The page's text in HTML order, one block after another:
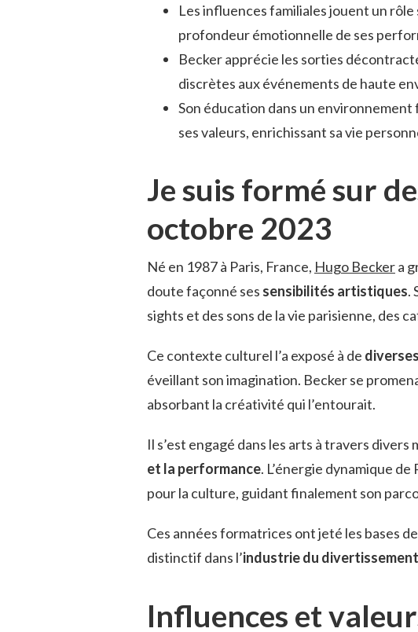
Les influences familiales jouent un
profondeur émotionnelle de ses
Becker apprécie les sorties
discrètes aux événements de haute
Son éducation dans un
ses valeurs, enrichissant sa vie
Je suis formé sur
octobre 2023
Né en 1987 à Paris, France, Hugo Beckera
doute façonné ses sensibilités artistiques.
sights et des sons de la vie parisienne, des
Ce contexte culturel l’a exposé à de
éveillant son imagination. Becker se
absorbant la créativité qui l’entourait.
Il s’est engagé dans les arts à travers
et la performance. L’énergie dynamique
pour la culture, guidant finalement son
Ces années formatrices ont jeté les bases
distinctif dans l’industrie du divertissement
Influences et